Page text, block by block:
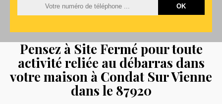
Pensez à Site Fermé pour toute
activité reliée au débarras dans
votre maison à Condat Sur Vienne
dans le 87920